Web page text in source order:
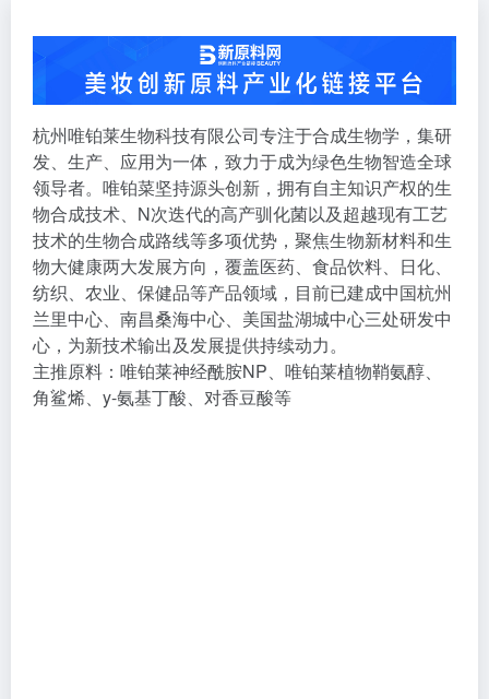
杭州唯铂莱生物科技有限公司专注于合成生物学，集研
发、生产、应用为一体，致力于成为绿色生物智造全球
领导者。唯铂菜坚持源头创新，拥有自主知识产权的生
物合成技术、N次迭代的高产驯化菌以及超越现有工艺
技术的生物合成路线等多项优势，聚焦生物新材料和生
物大健康两大发展方向，覆盖医药、食品饮料、日化、
纺织、农业、保健品等产品领域，目前已建成中国杭州
兰里中心、南昌桑海中心、美国盐湖城中心三处研发中
心，为新技术输出及发展提供持续动力。
主推原料：唯铂莱神经酰胺NP、唯铂莱植物鞘氨醇、
角鲨烯、y-氨基丁酸、对香豆酸等